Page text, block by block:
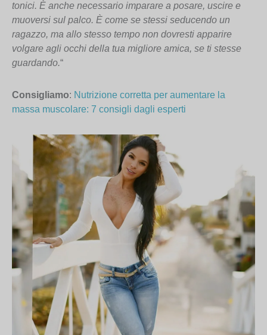
tonici. È anche necessario imparare a posare, uscire e
muoversi sul palco. È come se stessi seducendo un
ragazzo, ma allo stesso tempo non dovresti apparire
volgare agli occhi della tua migliore amica, se ti stesse
guardando.“
Consigliamo: Nutrizione corretta per aumentare la
massa muscolare: 7 consigli dagli esperti